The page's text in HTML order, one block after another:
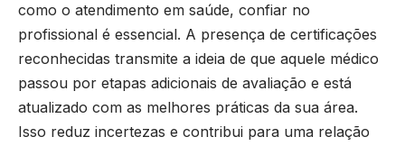
como o atendimento em saúde, confiar no
profissional é essencial. A presença de certificações
reconhecidas transmite a ideia de que aquele médico
passou por etapas adicionais de avaliação e está
atualizado com as melhores práticas da sua área.
Isso reduz incertezas e contribui para uma relação